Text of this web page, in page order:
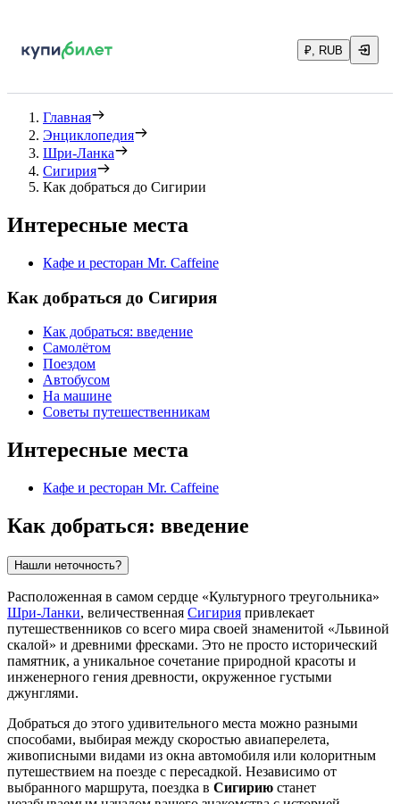
₽, RUB
Главная
Энциклопедия
Шри-Ланка
Сигирия
Как добраться до Сигирии
Интересные места
Кафе и ресторан Mr. Caffeine
Как добраться до Сигирия
Как добраться: введение
Самолётом
Поездом
Автобусом
На машине
Советы путешественникам
Интересные места
Кафе и ресторан Mr. Caffeine
Как добраться: введение
Нашли неточность?
Расположенная в самом сердце «Культурного треугольника»
Шри-Ланки, величественная Сигирия привлекает
путешественников со всего мира своей знаменитой «Львиной
скалой» и древними фресками. Это не просто исторический
памятник, а уникальное сочетание природной красоты и
инженерного гения древности, окруженное густыми
джунглями.
Добраться до этого удивительного места можно разными
способами, выбирая между скоростью авиаперелета,
живописными видами из окна автомобиля или колоритным
путешествием на поезде с пересадкой. Независимо от
выбранного маршрута, поездка в Сигирию станет